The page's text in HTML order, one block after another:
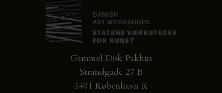
Gammel Dok Pakhus
Strandgade 27 B
1401 København K